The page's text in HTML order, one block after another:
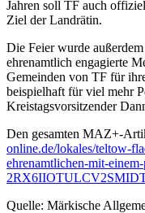
Jahren soll TF auch
Ziel der Landrätin.
Die Feier wurde
ehrenamtlich engagierte
Gemeinden von TF für
beispielhaft für viel mehr
Kreistagsvorsitzender
Den gesamten MAZ+-
online.de/lokales/teltow-
ehrenamtlichen-mit-
Quelle: Märkische